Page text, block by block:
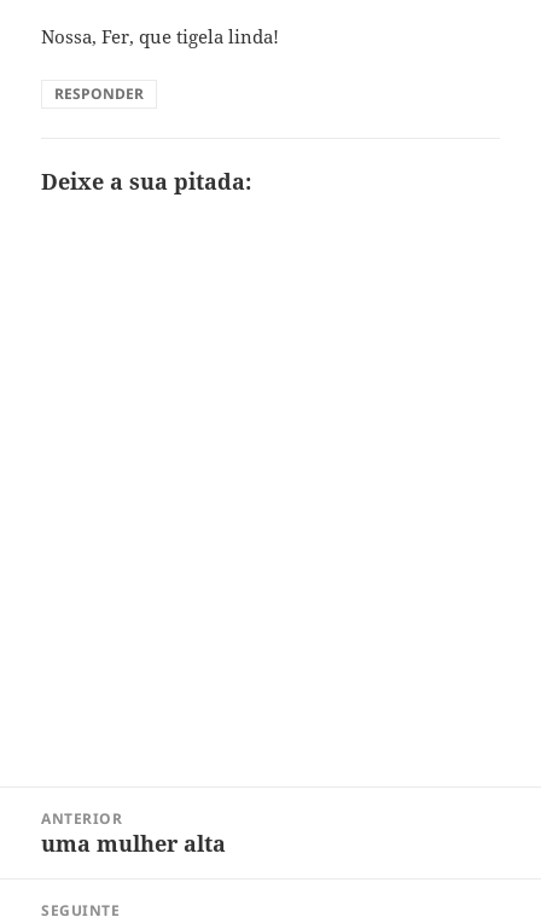
Nossa, Fer, que tigela linda!
RESPONDER
Deixe a sua pitada:
ANTERIOR
Post
uma mulher alta
SEGUINTE